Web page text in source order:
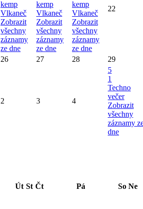
kemp
Vlkaneč
Zobrazit
všechny
záznamy
ze dne
kemp
Vlkaneč
Zobrazit
všechny
záznamy
ze dne
kemp
Vlkaneč
Zobrazit
všechny
záznamy
ze dne
22
26 27 28 29
2 3 4
5
1
Techno
večer
Zobrazit
všechny
záznamy
dne
Út St Čt Pá So Ne